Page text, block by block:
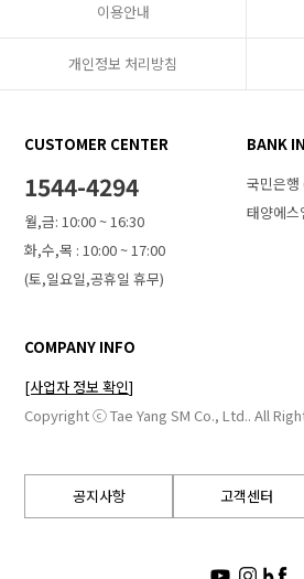
이용안내
개인정보 처리방침
CUSTOMER CENTER
1544-4294
월,금: 10:00 ~ 16:30
화,수,목 : 10:00 ~ 17:00
(토,일요일,공휴일 휴무)
BANK
국민은
태양에스
COMPANY INFO
[사업자 정보 확인]
Copyright ⓒ Tae Yang SM Co., Ltd.. All
공지사항 고객센터